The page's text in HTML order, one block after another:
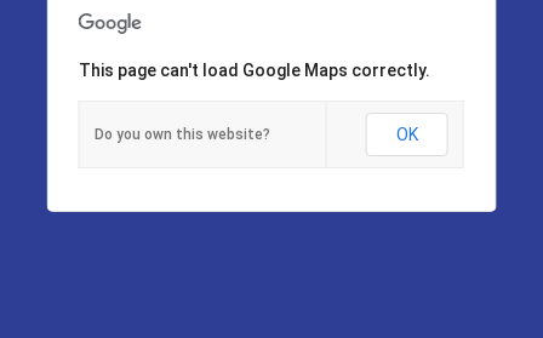
This page can't load Google Maps correctly.
Do you own this website? OK